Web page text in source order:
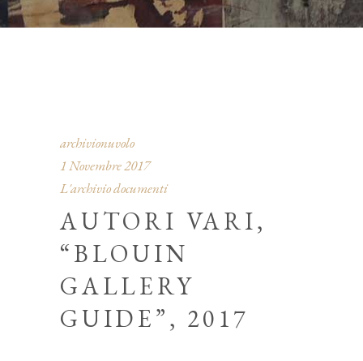
archivionuvolo
1 Novembre 2017
L'archivio documenti
AUTORI VARI,
“BLOUIN
GALLERY
GUIDE”, 2017